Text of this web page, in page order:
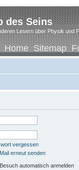
des Seins
Lesern über Physik und
Home Sitemap
vergessen
erneut senden
automatisch anmelden